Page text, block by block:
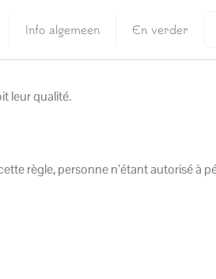
Info algemeen En verder
leur qualité.
règle, personne n’étant autorisé à